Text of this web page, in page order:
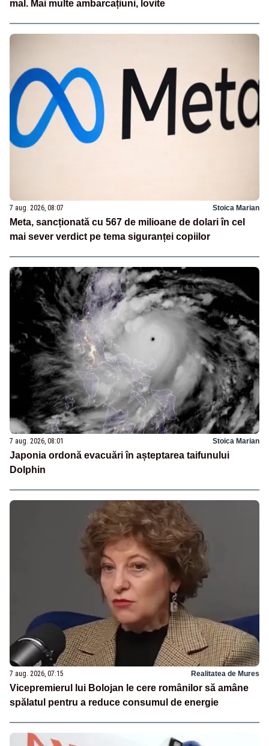
mal. Mai multe ambarcațiuni, lovite
7 aug. 2026, 08:07 Stoica Marian
Meta, sancționată cu 567 de milioane de dolari în cel
mai sever verdict pe tema siguranței copiilor
7 aug. 2026, 08:01 Stoica Marian
Japonia ordonă evacuări în așteptarea taifunului
Dolphin
7 aug. 2026, 07:15 Realitatea de Mures
Vicepremierul lui Bolojan le cere românilor să amâne
spălatul pentru a reduce consumul de energie